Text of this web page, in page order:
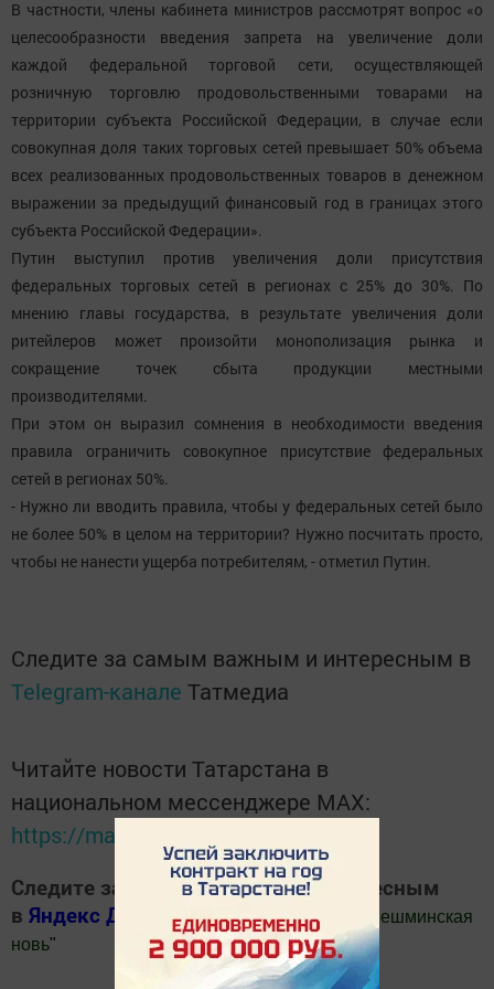
В частности, члены кабинета министров рассмотрят вопрос «о
целесообразности введения запрета на увеличение доли
каждой федеральной торговой сети, осуществляющей
розничную торговлю продовольственными товарами на
территории субъекта Российской Федерации, в случае если
совокупная доля таких торговых сетей превышает 50% объема
всех реализованных продовольственных товаров в денежном
выражении за предыдущий финансовый год в границах этого
субъекта Российской Федерации».
Путин выступил против увеличения доли присутствия
федеральных торговых сетей в регионах с 25% до 30%. По
мнению главы государства, в результате увеличения доли
ритейлеров может произойти монополизация рынка и
сокращение точек сбыта продукции местными
производителями.
При этом он выразил сомнения в необходимости введения
правила ограничить совокупное присутствие федеральных
сетей в регионах 50%.
- Нужно ли вводить правила, чтобы у федеральных сетей было
не более 50% в целом на территории? Нужно посчитать просто,
чтобы не нанести ущерба потребителям, - отметил Путин.
Следите за самым важным и интересным в
Telegram-канале Татмедиа
Читайте новости Татарстана в
национальном мессенджере MАХ:
https://max.ru/tatmedia
Следите за самым важным и интересным
в Яндекс Дзен иТелеграм канале
Шешминская
новь"